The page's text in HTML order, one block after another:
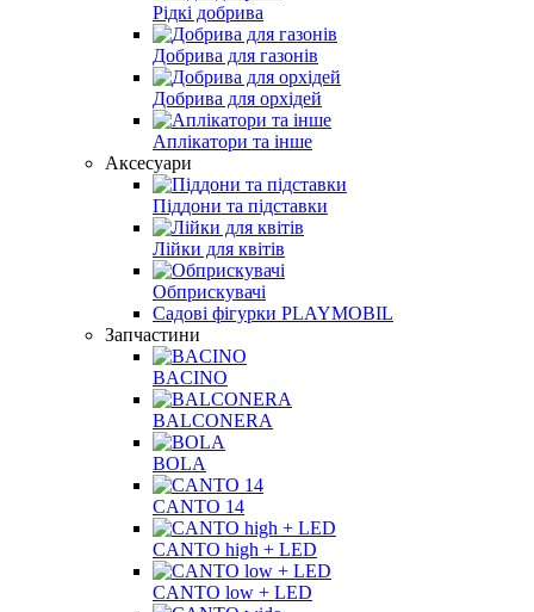
Рідкі добрива
Добрива для газонів
Добрива для орхідей
Аплікатори та інше
Аксесуари
Піддони та підставки
Лійки для квітів
Обприскувачі
Садові фігурки PLAYMOBIL
Запчастини
BACINO
BALCONERA
BOLA
CANTO 14
CANTO high + LED
CANTO low + LED